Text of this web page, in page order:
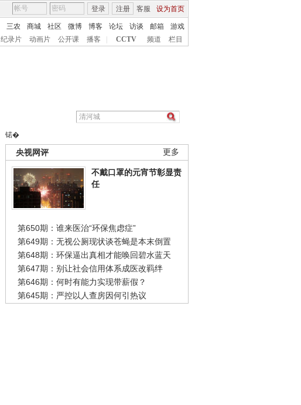
客服 设为首页
登录 注册
三农 商城 社区 微博 博客 论坛 访谈 邮箱
游戏
纪录片 动画片 公开课 播客 CCTV 频道 栏目
锘�
更多
央视网评
不戴口罩的元宵节彰显责
任
第650期：谁来医治“环保焦虑症”
第649期：无视公厕现状谈苍蝇是本末倒置
第648期：环保逼出真相才能唤回碧水蓝天
第647期：别让社会信用体系成医改羁绊
第646期：何时有能力实现带薪假？
第645期：严控以人查房因何引热议